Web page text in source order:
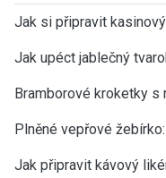
Jak si připravit
Jak upéct jablečný
Bramborové kroketky s
Plněné vepřové
Jak připravit kávový